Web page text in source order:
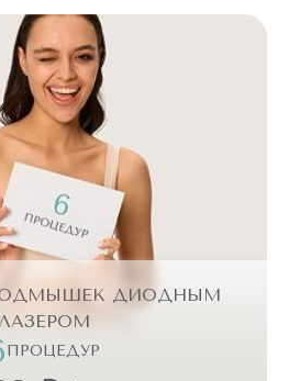
ДИОДНЫМ
ЛАЗЕРОМ
ПРОЦЕДУР